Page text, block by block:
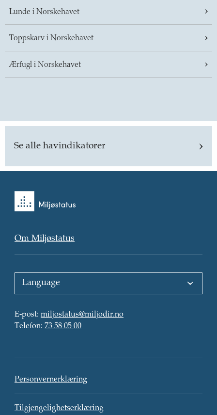
Lunde i Norskehavet
Toppskarv i Norskehavet
Ærfugl i Norskehavet
Se alle havindikatorer
Tilbake
til
Om Miljøstatus
Choose
language:
E-post: E-
post:
miljostatus@miljodir.no
Telefon: Telefon:
73 58 05 00
Personvern
Personvernerklæring
Tilgjengelighetserklæring